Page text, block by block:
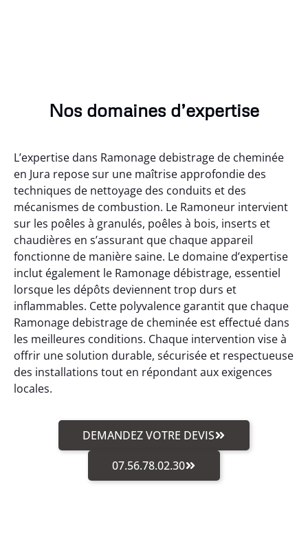
Nos domaines d’expertise
L’expertise dans Ramonage debistrage de cheminée
en Jura repose sur une maîtrise approfondie des
techniques de nettoyage des conduits et des
mécanismes de combustion. Le Ramoneur intervient
sur les poêles à granulés, poêles à bois, inserts et
chaudières en s’assurant que chaque appareil
fonctionne de manière saine. Le domaine d’expertise
inclut également le Ramonage débistrage, essentiel
lorsque les dépôts deviennent trop durs et
inflammables. Cette polyvalence garantit que chaque
Ramonage debistrage de cheminée est effectué dans
les meilleures conditions. Chaque intervention vise à
offrir une solution durable, sécurisée et respectueuse
des installations tout en répondant aux exigences
locales.
DEMANDEZ VOTRE DEVIS
07.56.78.02.30